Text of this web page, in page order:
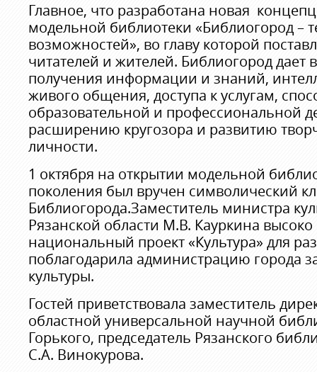
Главное, что разработана новая
модельной библиотеки «Библиогород –
возможностей», во главу которой
читателей и жителей. Библиогород дает
получения информации и знаний,
живого общения, доступа к услугам,
образовательной и профессиональной
расширению кругозора и развитию
личности.
1 октября на открытии модельной
поколения был вручен символический
Библиогорода.Заместитель министра
Рязанской области М.В. Кауркина
национальный проект «Культура» для
поблагодарила администрацию города
культуры.
Гостей приветствовала заместитель
областной универсальной научной
Горького, председатель Рязанского
С.А. Винокурова.